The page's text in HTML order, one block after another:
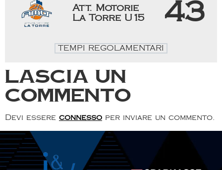
Att. Motorie
La Torre U15
43
TEMPI REGOLAMENTARI
Lascia un
commento
Devi essere connesso per inviare un commento.